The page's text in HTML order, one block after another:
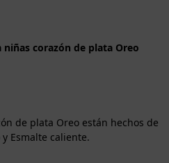
corazón de plata Oreo
de plata Oreo están hechos de
Esmalte caliente.